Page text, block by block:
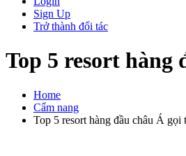
Sign Up
Trở thành đối tác
Top 5 resort
Home
Cẩm nang
Top 5 resort hàng đầu châu Á